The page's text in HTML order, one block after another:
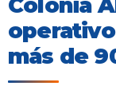
más de